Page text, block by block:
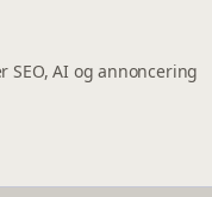
SEO, AI og annoncering